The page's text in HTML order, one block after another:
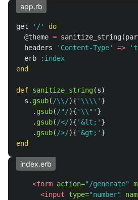
app.rb
get '/'
do
@theme = sanitize_string(
headers
'Content-Type' =>
erb
:index
end
def sanitize_string(s)
s . gsub(/\\/){ '\\\\' }
. gsub(/"/){ '\\"' }
. gsub(/</){ '&lt;' }
. gsub(/>/){ '&gt;' }
end
index.erb
<form action="/generate"
<input
type="number"